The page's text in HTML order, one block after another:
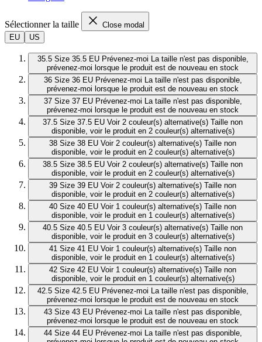
Sélectionner la taille
Close modal
EU
US
35.5 Size 35.5 EU Prévenez-moi La taille n'est pas disponible,
prévenez-moi lorsque le produit est de nouveau en stock
36 Size 36 EU Prévenez-moi La taille n'est pas disponible,
prévenez-moi lorsque le produit est de nouveau en stock
37 Size 37 EU Prévenez-moi La taille n'est pas disponible,
prévenez-moi lorsque le produit est de nouveau en stock
37.5 Size 37.5 EU Voir 2 couleur(s) alternative(s) Taille non
disponible, voir le produit en 2 couleur(s) alternative(s)
38 Size 38 EU Voir 2 couleur(s) alternative(s) Taille non
disponible, voir le produit en 2 couleur(s) alternative(s)
38.5 Size 38.5 EU Voir 2 couleur(s) alternative(s) Taille non
disponible, voir le produit en 2 couleur(s) alternative(s)
39 Size 39 EU Voir 2 couleur(s) alternative(s) Taille non
disponible, voir le produit en 2 couleur(s) alternative(s)
40 Size 40 EU Voir 1 couleur(s) alternative(s) Taille non
disponible, voir le produit en 1 couleur(s) alternative(s)
40.5 Size 40.5 EU Voir 3 couleur(s) alternative(s) Taille non
disponible, voir le produit en 3 couleur(s) alternative(s)
41 Size 41 EU Voir 1 couleur(s) alternative(s) Taille non
disponible, voir le produit en 1 couleur(s) alternative(s)
42 Size 42 EU Voir 1 couleur(s) alternative(s) Taille non
disponible, voir le produit en 1 couleur(s) alternative(s)
42.5 Size 42.5 EU Prévenez-moi La taille n'est pas disponible,
prévenez-moi lorsque le produit est de nouveau en stock
43 Size 43 EU Prévenez-moi La taille n'est pas disponible,
prévenez-moi lorsque le produit est de nouveau en stock
44 Size 44 EU Prévenez-moi La taille n'est pas disponible,